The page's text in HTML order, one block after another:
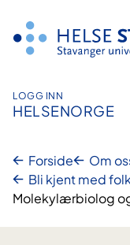
innhold
LOGG INN
HELSENORGE
Forside Om
Bli kjent med
Molekylærbiolog